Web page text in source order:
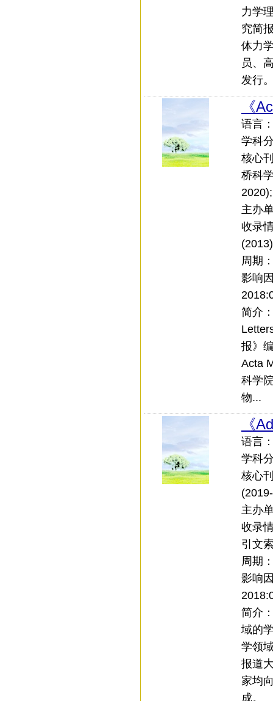
力学
究简
体力
员、
发行
《
语言
学科
核心
桥科
2020);
主办
收录
周期
影响
简介
报》
Acta
科学
物...
《
语言
学科
核心
主办
收录
引文
周期
影响
简介
域的
学领
报道
家均
成。